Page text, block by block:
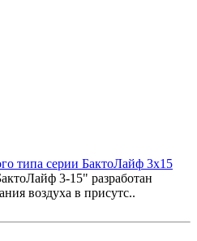
типа серии БактоЛайф 3х15
3-15" разработан
воздуха в присутс..